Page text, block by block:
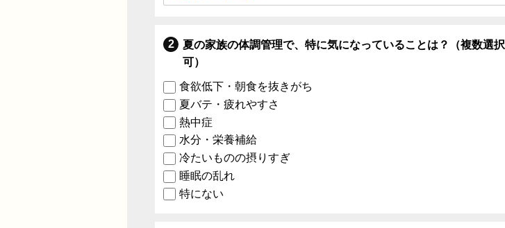
夏の家族の体調管理で、特に気になっていることは？（複数選択
可）
食欲低下・朝食を抜きがち
夏バテ・疲れやすさ
熱中症
水分・栄養補給
冷たいものの摂りすぎ
睡眠の乱れ
特にない